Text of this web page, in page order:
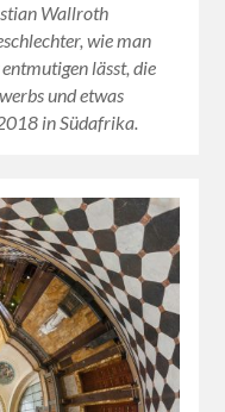
Wallroth
wie man
lässt, die
und etwas
in Südafrika.